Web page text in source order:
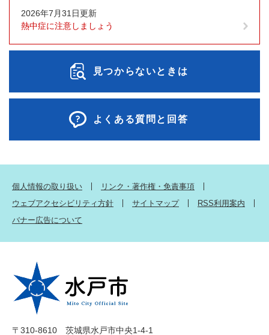
2026年7月31日更新
熱中症に注意しましょう
見つからないときは
よくある質問と回答
個人情報の取り扱い
リンク・著作権・免責事項
ウェブアクセシビリティ方針
サイトマップ
RSS利用案内
バナー広告について
〒310-8610 茨城県水戸市中央1-4-1